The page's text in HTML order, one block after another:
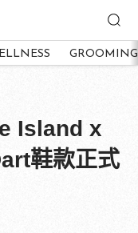
GROOMING
Island x
鞋款正式